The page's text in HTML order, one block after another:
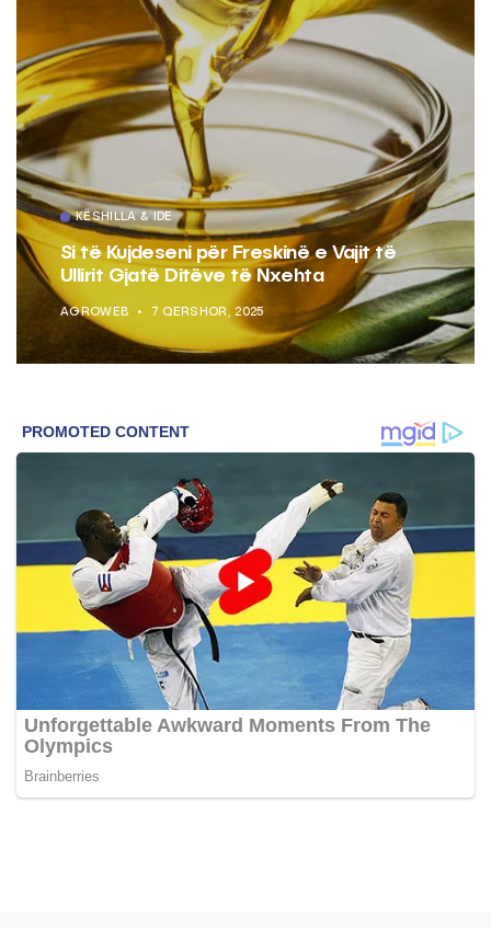
KËSHILLA & IDE
Si të Kujdeseni për Freskinë e Vajit të
Ullirit Gjatë Ditëve të Nxehta
AGROWEB 7 QERSHOR, 2025